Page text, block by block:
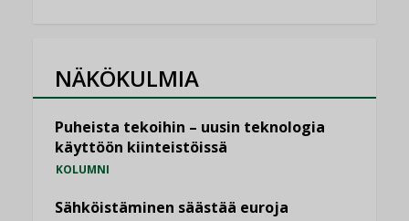
NÄKÖKULMIA
Puheista tekoihin – uusin teknologia
käyttöön kiinteistöissä
KOLUMNI
Sähköistäminen säästää euroja